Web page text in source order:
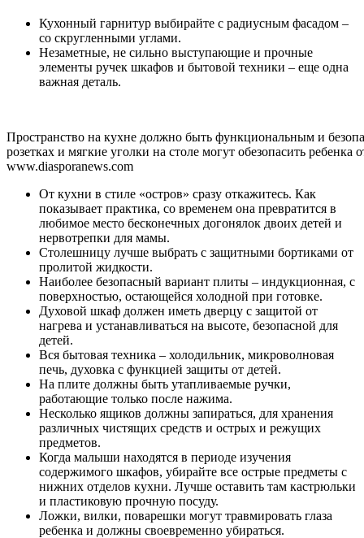
Кухонный гарнитур выбирайте с радиусным фасадом –
со скругленными углами.
Незаметные, не сильно выступающие и прочные
элементы ручек шкафов и бытовой техники – еще одна
важная деталь.
Пространство на кухне должно быть функциональным и
розетках и мягкие уголки на столе могут обезопасить ребенка
www.diasporanews.com
От кухни в стиле «остров» сразу откажитесь. Как
показывает практика, со временем она превратится в
любимое место бесконечных догонялок двоих детей и
нервотрепки для мамы.
Столешницу лучше выбрать с защитными бортиками от
пролитой жидкости.
Наиболее безопасный вариант плиты – индукционная, с
поверхностью, остающейся холодной при готовке.
Духовой шкаф должен иметь дверцу с защитой от
нагрева и устанавливаться на высоте, безопасной для
детей.
Вся бытовая техника – холодильник, микроволновая
печь, духовка с функцией защиты от детей.
На плите должны быть утапливаемые ручки,
работающие только после нажима.
Несколько ящиков должны запираться, для хранения
различных чистящих средств и острых и режущих
предметов.
Когда малыши находятся в периоде изучения
содержимого шкафов, убирайте все острые предметы с
нижних отделов кухни. Лучше оставить там кастрюльки
и пластиковую прочную посуду.
Ложки, вилки, поварешки могут травмировать глаза
ребенка и должны своевременно убираться.